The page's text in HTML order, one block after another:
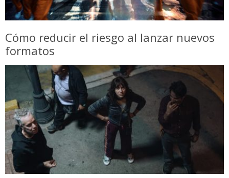
Cómo reducir el riesgo al lanzar nuevos
formatos